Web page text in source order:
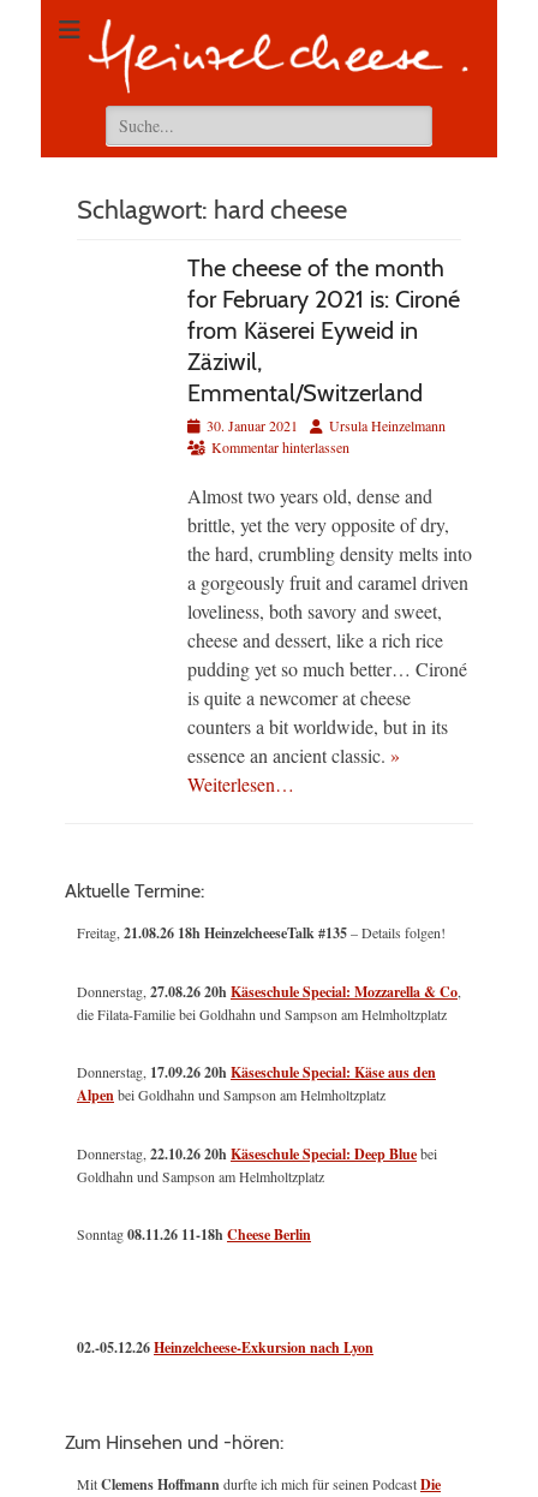
Suchen
nach:
Schlagwort: hard cheese
The cheese of the month
for February 2021 is: Cironé
from Käserei Eyweid in
Zäziwil,
Emmental/Switzerland
Veröffentlicht
am
30. Januar 2021 AutorUrsula Heinzelmann
Kommentar hinterlassen
Almost two years old, dense and
brittle, yet the very opposite of dry,
the hard, crumbling density melts into
a gorgeously fruit and caramel driven
loveliness, both savory and sweet,
cheese and dessert, like a rich rice
pudding yet so much better… Cironé
is quite a newcomer at cheese
counters a bit worldwide, but in its
essence an ancient classic. »
Weiterlesen…
Aktuelle Termine:
Freitag,21.08.26 18h HeinzelcheeseTalk #135– Details folgen!
Donnerstag,27.08.26 20hKäseschule Special: Mozzarella & Co,
die Filata-Familie bei Goldhahn und Sampson am Helmholtzplatz
Donnerstag, 17.09.26 20hKäseschule Special: Käse aus den
Alpenbei Goldhahn und Sampson am Helmholtzplatz
Donnerstag,22.10.26 20hKäseschule Special: Deep Bluebei
Goldhahn und Sampson am Helmholtzplatz
Sonntag08.11.26 11-18hCheese Berlin
02.-05.12.26Heinzelcheese-Exkursion nach Lyon
Zum Hinsehen und -hören:
MitClemens Hoffmanndurfte ich mich für seinen PodcastDie